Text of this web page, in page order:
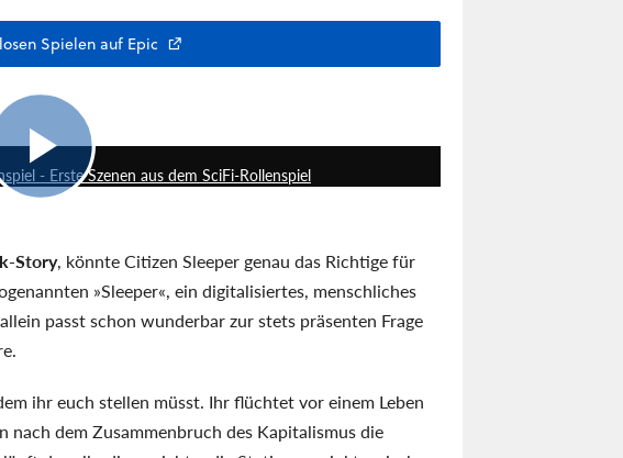
Spielen auf Epic
- Erste Szenen aus dem SciFi-Rollenspiel
Story, könnte Citizen Sleeper genau das Richtige für
Sleeper , ein digitalisiertes, menschliches
passt schon wunderbar zur stets präsenten Frage
ihr euch stellen müsst. Ihr flüchtet vor einem Leben
dem Zusammenbruch des Kapitalismus die